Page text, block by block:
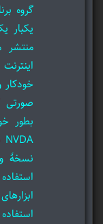
یکبار
صورتی
بطور
نسخۀ